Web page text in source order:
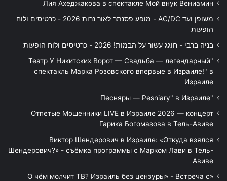
Лия Ахеджакова в спектакле Мой внук Вениамин
משופן ועד AC/DC - מופע פסנתר לאור נרות 2026 - כרטיסים ולוח
הופעות
בניה ברבי - חוגג עשור על הבמות! 2026 - כרטיסים ולוח הופעות
"Театр У Никитских Ворот — Свадьба — легендарный
спектакль Марка Розовского впервые в Израиле!" в
Израиле
"Песняры — Pesniary" в Израиле
Отпетые Мошенники LIVE в Израиле 2026 — концерт
Гарика Богомазова в Тель-Авиве
Виктор Шендерович в Израиле: «Откуда взялся
Шендерович?» - съёмка программы с Марком Лави в Тель-
Авиве
«О чём молчит ТВ? Израиль без цензуры» - Встреча с